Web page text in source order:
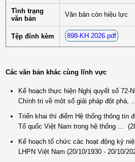
Tình trạng
văn bản
Văn bản còn hiệu lực
Tệp đính kèm 898-KH 2026.pdf
Các văn bản khác cùng lĩnh vực
Kế hoạch thực hiện Nghị quyết số 72-
Chính trị về một số giải pháp đột phá, ...
Triển khai thí điểm Hệ thống thông tin
Tổ quốc Việt Nam trong hệ thống ...
Kế hoạch tổ chức các hoạt động kỷ
LHPN Việt Nam (20/10/1930 - 20/10/